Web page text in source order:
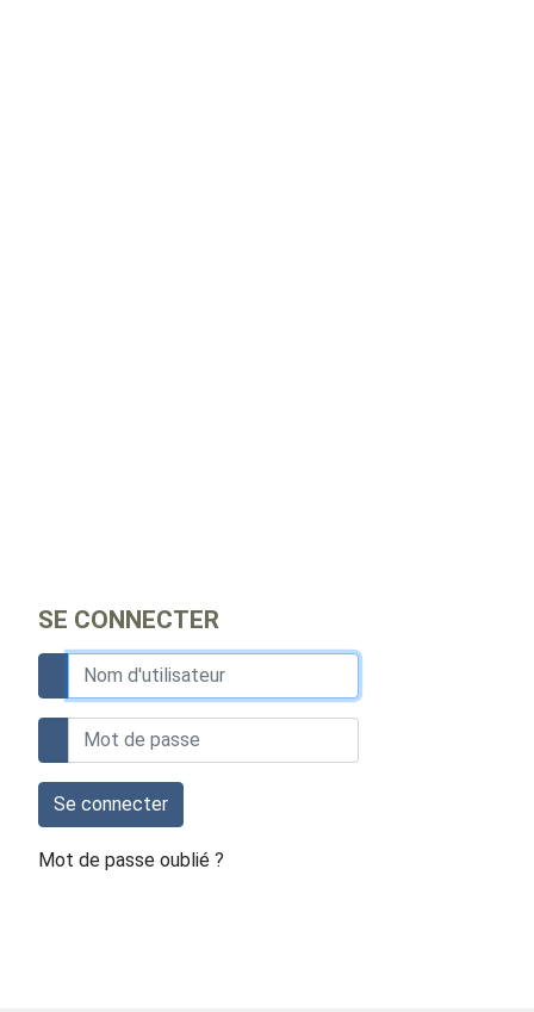
SE CONNECTER
Se connecter
Mot de passe oublié ?